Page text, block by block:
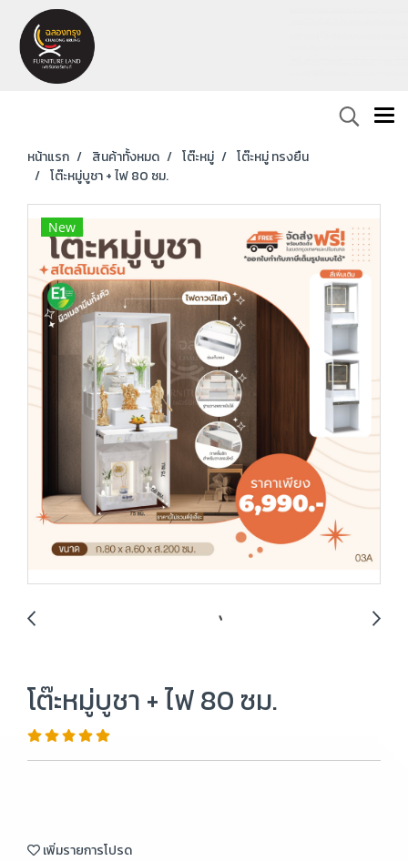
หน้าแรก สินค้าทั้งหมด โต๊ะหมู่
โต๊ะหมู่ ทรงยืน
โต๊ะหมู่บูชา + ไฟ 80 ซม.
New
โต๊ะหมู่บูชา + ไฟ 80 ซม.
เพิ่มรายการโปรด